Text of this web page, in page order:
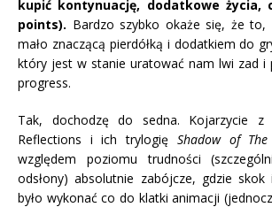
kupić kontynuację, dodatkowe życia,
points). Bardzo szybko okaże się, że
mało znaczącą pierdółką i dodatkiem do
który jest w stanie uratować nam lwi zad i
progress.
Tak, dochodzę do sedna. Kojarzycie z
Reflections i ich trylogię Shadow of The
względem poziomu trudności
odsłony) absolutnie zabójcze, gdzie
było wykonać co do klatki animacji